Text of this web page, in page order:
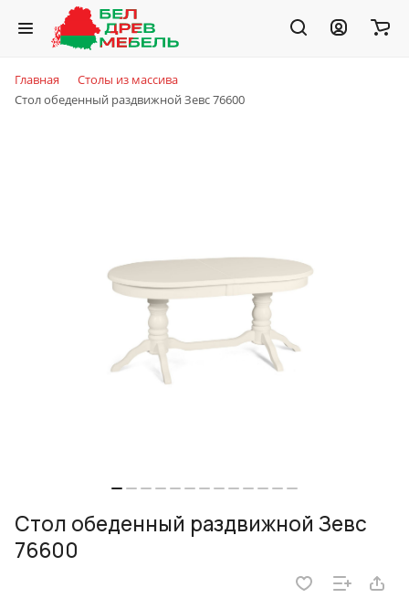
Главная
Столы из массива
Стол обеденный раздвижной Зевс 76600
Стол обеденный раздвижной Зевс
76600